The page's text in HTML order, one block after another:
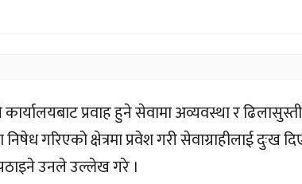
कार्यालयबाट प्रवाह हुने सेवामा अव्यवस्था र
गरिएको क्षेत्रमा प्रवेश गरी सेवाग्राहीलाई दुःख
उनले उल्लेख गरे ।